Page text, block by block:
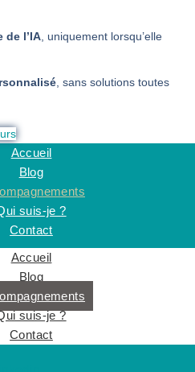
l’IA , uniquement lorsqu’elle
, sans solutions toutes
Accueil
Blog
suis-je ?
Contact
Accueil
Blog
suis-je ?
Contact